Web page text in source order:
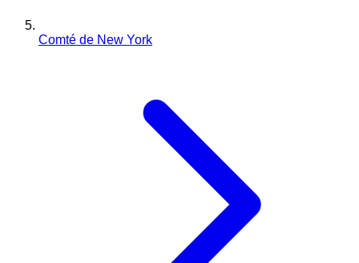
Comté de New York